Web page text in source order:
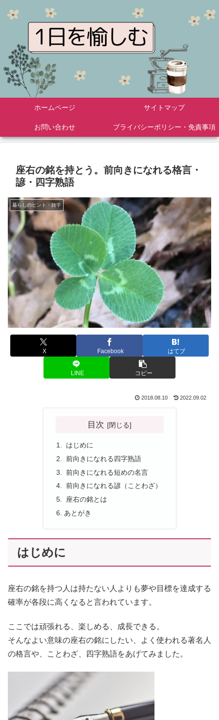
ホームページ サイトマップ
お問い合わせ プライバシーポリシー・免責事項
座右の銘を持とう。前向きになれる格言・
諺・四字熟語
暮らしのヒント・雑学
X Facebook はてブ
LINE コピー
2018.08.10 2022.09.02
目次
はじめに
前向きになれる四字熟語
前向きになれる短めの名言
前向きになれる諺（ことわざ）
座右の銘とは
あとがき
はじめに
座右の銘を持つ人は持たない人よりも夢や目標を達成する
確率が各段に高くなると言われています。
ここでは頑張れる、楽しめる、成長できる。
そんなよい意味の座右の銘にしたい、よく使われる著名人
の格言や、ことわざ、四字熟語をあげてみました。